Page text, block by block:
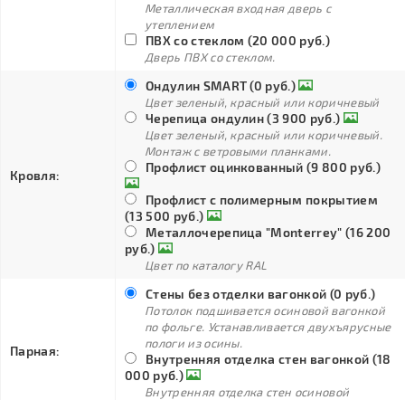
Металлическая входная дверь с
утеплением
ПВХ со стеклом (20 000 руб.)
Дверь ПВХ со стеклом.
Кровля:
Ондулин SMART (0 руб.)
Цвет зеленый, красный или коричневый
Черепица ондулин (3 900 руб.)
Цвет зеленый, красный или коричневый.
Монтаж с ветровыми планками.
Профлист оцинкованный (9 800 руб.)
Профлист с полимерным покрытием
(13 500 руб.)
Металлочерепица "Monterrey" (16 200
руб.)
Цвет по каталогу RAL
Парная:
Стены без отделки вагонкой (0 руб.)
Потолок подшивается осиновой вагонкой
по фольге. Устанавливается двухъярусные
пологи из осины.
Внутренняя отделка стен вагонкой (18
000 руб.)
Внутренняя отделка стен осиновой